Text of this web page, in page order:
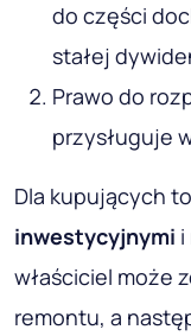
do części
stałej
Prawo do
przysługuje
Dla kupujących
inwestycyjnymi i
właściciel może
remontu, a